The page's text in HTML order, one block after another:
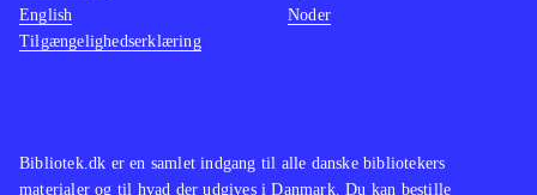
RPG. Her er tale om et udfordrende
spil, der kræver, at man benytter den
trods sin skæve humor tager tempoet
Bibliotek.dk er en samlet indgang til alle danske bibliotekers
materialer og til hvad der udgives i Danmark. Du kan bestille
English
Tilgængelighedserklæring
Noder